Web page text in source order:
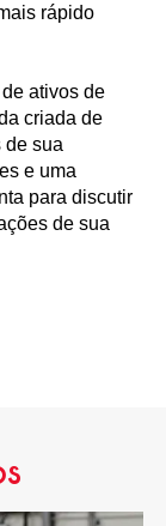
rápido
ativos de
criada de
de sua
e uma
para discutir
de sua